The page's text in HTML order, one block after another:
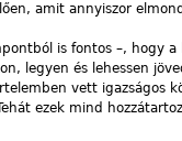
amit annyiszor
is fontos –, hogy
legyen és lehessen
vett igazságos
ezek mind